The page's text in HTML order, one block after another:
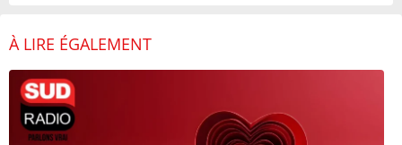
À LIRE ÉGALEMENT